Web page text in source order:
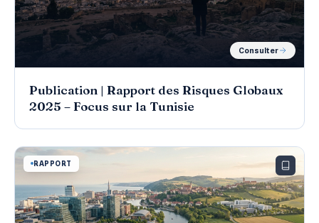
Consulter
Publication | Rapport des Risques Globaux
2025 – Focus sur la Tunisie
RAPPORT